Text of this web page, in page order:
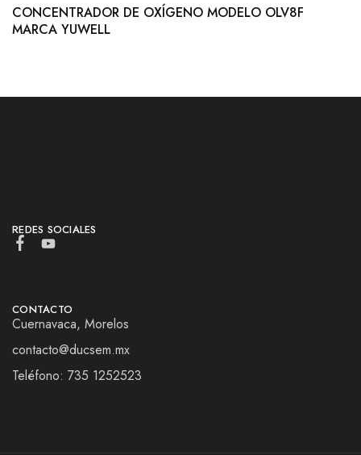
CONCENTRADOR DE OXÍGENO MODELO OLV8F
MARCA YUWELL
REDES SOCIALES
CONTACTO
Cuernavaca, Morelos
contacto@ducsem.mx
Teléfono: 735 1252523